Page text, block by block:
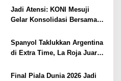
Meja Porwanas Bidik Prestasi
Nasional
Jadi Atensi: KONI Mesuji
Gelar Konsolidasi Bersama
Rehab Gedung Olahraga,
Sarana Training Center Para
Spanyol Taklukkan Argentina
di Extra Time, La Roja Juara
Final Piala Dunia 2026 Jadi